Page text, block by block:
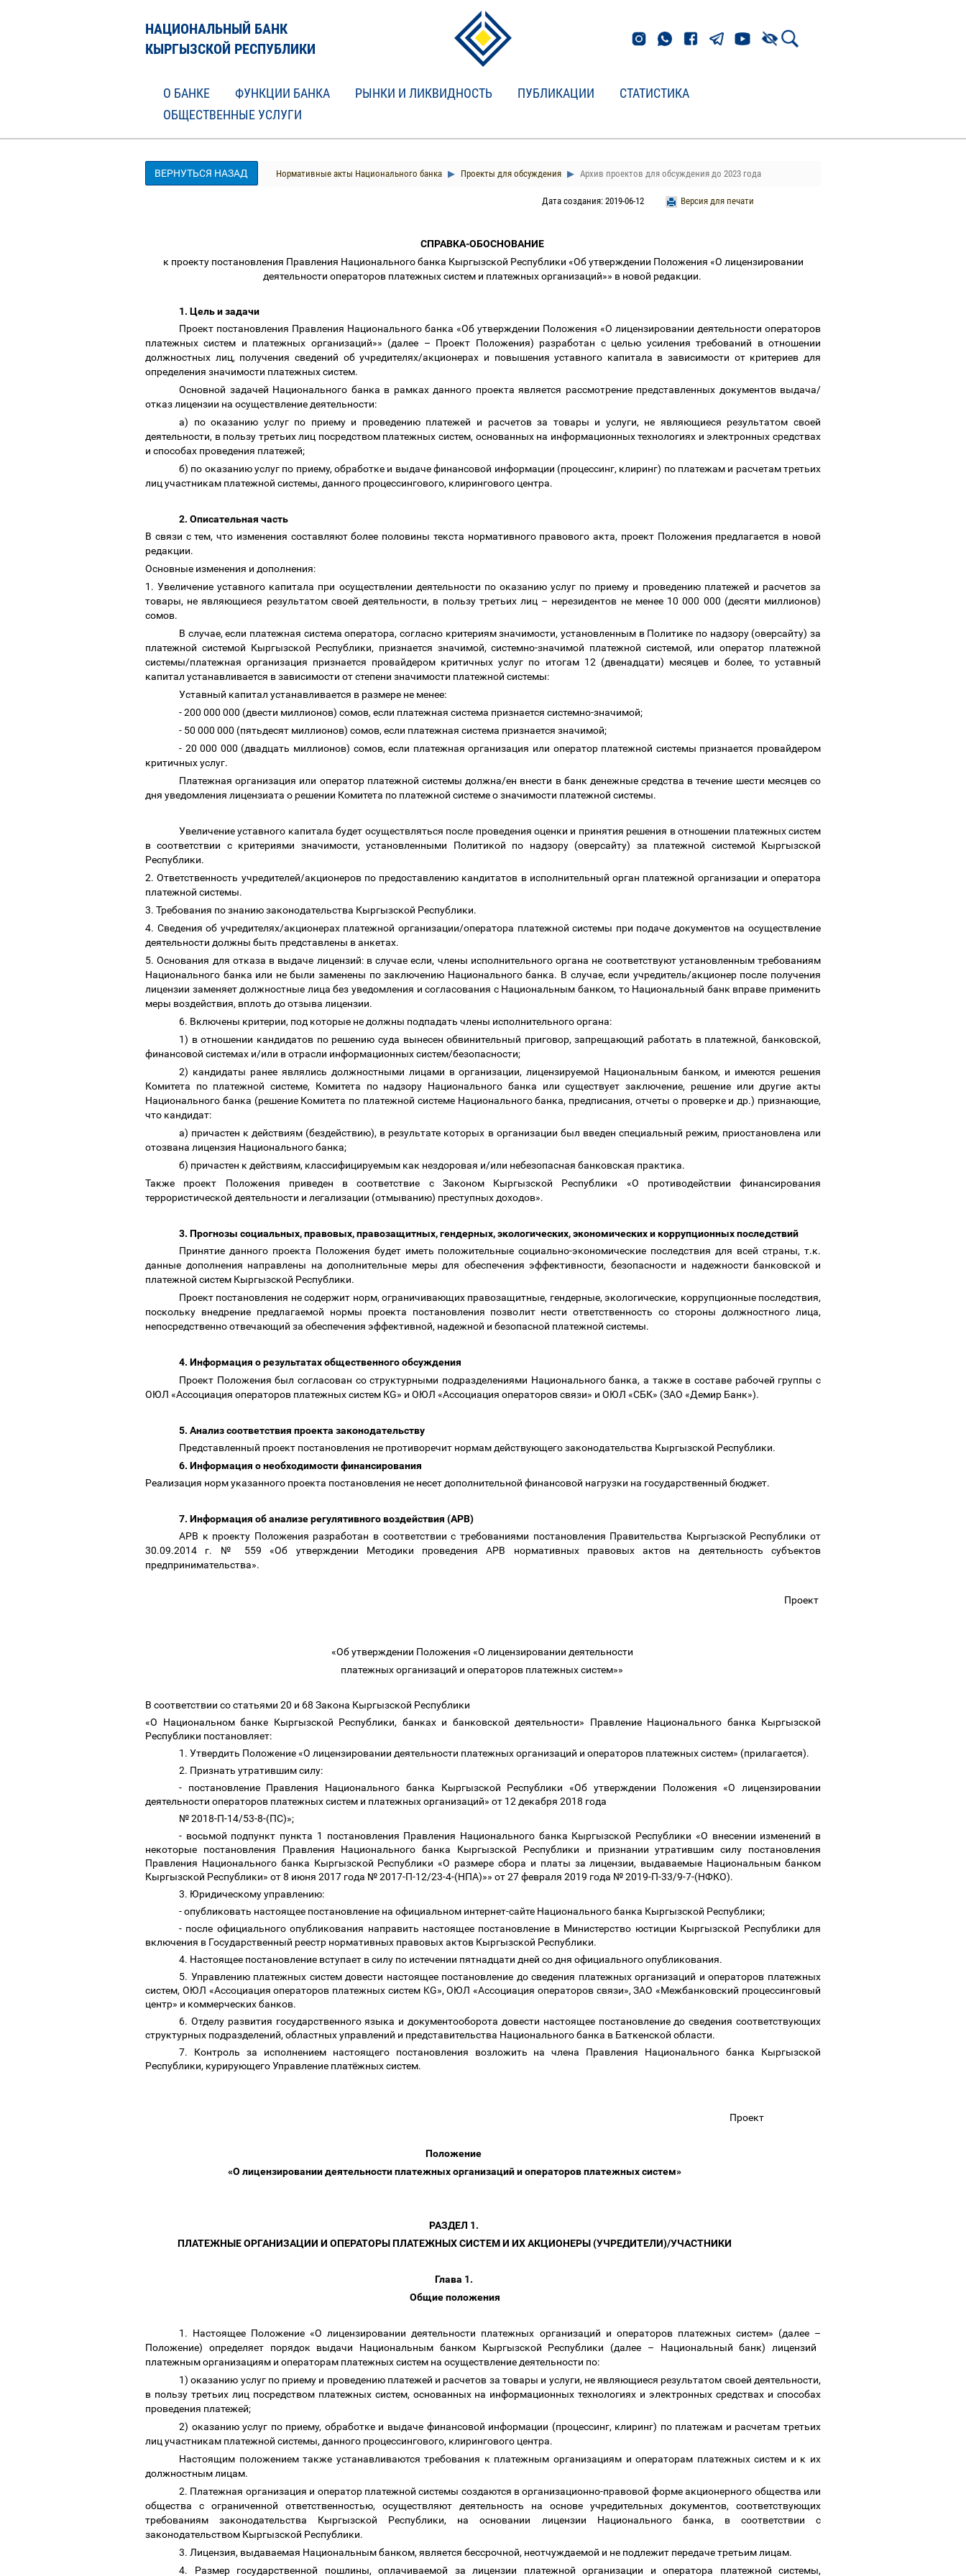
НАЦИОНАЛЬНЫЙ БАНК
КЫРГЫЗСКОЙ РЕСПУБЛИКИ
О БАНКЕ ФУНКЦИИ БАНКА РЫНКИ И ЛИКВИДНОСТЬ ПУБЛИКАЦИИ
СТАТИСТИКА
ОБЩЕСТВЕННЫЕ УСЛУГИ
ВЕРНУТЬСЯ НАЗАД Нормативные акты Национального банка Проекты для обсуждения Архив проектов для обсуждения до 2023 года
Версия для печати
Дата создания: 2019-06-12
СПРАВКА-ОБОСНОВАНИЕ
к проекту постановления Правления Национального банка Кыргызской Республики «Об утверждении Положения «О лицензировании
деятельности операторов платежных систем и платежных организаций»» в новой редакции.
1. Цель и задачи
Проект постановления Правления Национального банка «Об утверждении Положения «О лицензировании деятельности операторов
платежных систем и платежных организаций»» (далее – Проект Положения) разработан с целью усиления требований в отношении
должностных лиц, получения сведений об учредителях/акционерах и повышения уставного капитала в зависимости от критериев для
определения значимости платежных систем.
Основной задачей Национального банка в рамках данного проекта является рассмотрение представленных документов выдача/
отказ лицензии на осуществление деятельности:
а) по оказанию услуг по приему и проведению платежей и расчетов за товары и услуги, не являющиеся результатом своей
деятельности, в пользу третьих лиц посредством платежных систем, основанных на информационных технологиях и электронных средствах
и способах проведения платежей;
б) по оказанию услуг по приему, обработке и выдаче финансовой информации (процессинг, клиринг) по платежам и расчетам третьих
лиц участникам платежной системы, данного процессингового, клирингового центра.
2. Описательная часть
В связи с тем, что изменения составляют более половины текста нормативного правового акта, проект Положения предлагается в новой
редакции.
Основные изменения и дополнения:
1. Увеличение уставного капитала при осуществлении деятельности по оказанию услуг по приему и проведению платежей и расчетов за
товары, не являющиеся результатом своей деятельности, в пользу третьих лиц – нерезидентов не менее 10 000 000 (десяти миллионов)
сомов.
В случае, если платежная система оператора, согласно критериям значимости, установленным в Политике по надзору (оверсайту) за
платежной системой Кыргызской Республики, признается значимой, системно-значимой платежной системой, или оператор платежной
системы/платежная организация признается провайдером критичных услуг по итогам 12 (двенадцати) месяцев и более, то уставный
капитал устанавливается в зависимости от степени значимости платежной системы:
Уставный капитал устанавливается в размере не менее:
- 200 000 000 (двести миллионов) сомов, если платежная система признается системно-значимой;
- 50 000 000 (пятьдесят миллионов) сомов, если платежная система признается значимой;
- 20 000 000 (двадцать миллионов) сомов, если платежная организация или оператор платежной системы признается провайдером
критичных услуг.
Платежная организация или оператор платежной системы должна/ен внести в банк денежные средства в течение шести месяцев со
дня уведомления лицензиата о решении Комитета по платежной системе о значимости платежной системы.
Увеличение уставного капитала будет осуществляться после проведения оценки и принятия решения в отношении платежных систем
в соответствии с критериями значимости, установленными Политикой по надзору (оверсайту) за платежной системой Кыргызской
Республики.
2. Ответственность учредителей/акционеров по предоставлению кандитатов в исполнительный орган платежной организации и оператора
платежной системы.
3. Требования по знанию законодательства Кыргызской Республики.
4. Сведения об учредителях/акционерах платежной организации/оператора платежной системы при подаче документов на осуществление
деятельности должны быть представлены в анкетах.
5. Основания для отказа в выдаче лицензий: в случае если, члены исполнительного органа не соответствуют установленным требованиям
Национального банка или не были заменены по заключению Национального банка. В случае, если учредитель/акционер после получения
лицензии заменяет должностные лица без уведомления и согласования с Национальным банком, то Национальный банк вправе применить
меры воздействия, вплоть до отзыва лицензии.
6. Включены критерии, под которые не должны подпадать члены исполнительного органа:
1) в отношении кандидатов по решению суда вынесен обвинительный приговор, запрещающий работать в платежной, банковской,
финансовой системах и/или в отрасли информационных систем/безопасности;
2) кандидаты ранее являлись должностными лицами в организации, лицензируемой Национальным банком, и имеются решения
Комитета по платежной системе, Комитета по надзору Национального банка или существует заключение, решение или другие акты
Национального банка (решение Комитета по платежной системе Национального банка, предписания, отчеты о проверке и др.) признающие,
что кандидат:
а) причастен к действиям (бездействию), в результате которых в организации был введен специальный режим, приостановлена или
отозвана лицензия Национального банка;
б) причастен к действиям, классифицируемым как нездоровая и/или небезопасная банковская практика.
Также проект Положения приведен в соответствие с Законом Кыргызской Республики «О противодействии финансирования
террористической деятельности и легализации (отмыванию) преступных доходов».
3. Прогнозы социальных, правовых, правозащитных, гендерных, экологических, экономических и коррупционных последствий
Принятие данного проекта Положения будет иметь положительные социально-экономические последствия для всей страны, т.к.
данные дополнения направлены на дополнительные меры для обеспечения эффективности, безопасности и надежности банковской и
платежной систем Кыргызской Республики.
Проект постановления не содержит норм, ограничивающих правозащитные, гендерные, экологические, коррупционные последствия,
поскольку внедрение предлагаемой нормы проекта постановления позволит нести ответственность со стороны должностного лица,
непосредственно отвечающий за обеспечения эффективной, надежной и безопасной платежной системы.
4. Информация о результатах общественного обсуждения
Проект Положения был согласован со структурными подразделениями Национального банка, а также в составе рабочей группы с
ОЮЛ «Ассоциация операторов платежных систем КG» и ОЮЛ «Ассоциация операторов связи» и ОЮЛ «СБК» (ЗАО «Демир Банк»).
5. Анализ соответствия проекта законодательству
Представленный проект постановления не противоречит нормам действующего законодательства Кыргызской Республики.
6. Информация о необходимости финансирования
Реализация норм указанного проекта постановления не несет дополнительной финансовой нагрузки на государственный бюджет.
7. Информация об анализе регулятивного воздействия (АРВ)
АРВ к проекту Положения разработан в соответствии с требованиями постановления Правительства Кыргызской Республики от
30.09.2014 г. № 559 «Об утверждении Методики проведения АРВ нормативных правовых актов на деятельность субъектов
предпринимательства».
Проект
«Об утверждении Положения «О лицензировании деятельности
платежных организаций и операторов платежных систем»»
В соответствии со статьями 20 и 68 Закона Кыргызской Республики
«О Национальном банке Кыргызской Республики, банках и банковской деятельности» Правление Национального банка Кыргызской
Республики постановляет:
1. Утвердить Положение «О лицензировании деятельности платежных организаций и операторов платежных систем» (прилагается).
2. Признать утратившим силу:
- постановление Правления Национального банка Кыргызской Республики «Об утверждении Положения «О лицензировании
деятельности операторов платежных систем и платежных организаций» от 12 декабря 2018 года
№ 2018-П-14/53-8-(ПС)»;
- восьмой подпункт пункта 1 постановления Правления Национального банка Кыргызской Республики «О внесении изменений в
некоторые постановления Правления Национального банка Кыргызской Республики и признании утратившим силу постановления
Правления Национального банка Кыргызской Республики «О размере сбора и платы за лицензии, выдаваемые Национальным банком
Кыргызской Республики» от 8 июня 2017 года № 2017-П-12/23-4-(НПА)»» от 27 февраля 2019 года № 2019-П-33/9-7-(НФКО).
3. Юридическому управлению:
- опубликовать настоящее постановление на официальном интернет-сайте Национального банка Кыргызской Республики;
- после официального опубликования направить настоящее постановление в Министерство юстиции Кыргызской Республики для
включения в Государственный реестр нормативных правовых актов Кыргызской Республики.
4. Настоящее постановление вступает в силу по истечении пятнадцати дней со дня официального опубликования.
5. Управлению платежных систем довести настоящее постановление до сведения платежных организаций и операторов платежных
систем, ОЮЛ «Ассоциация операторов платежных систем KG», ОЮЛ «Ассоциация операторов связи», ЗАО «Межбанковский процессинговый
центр» и коммерческих банков.
6. Отделу развития государственного языка и документооборота довести настоящее постановление до сведения соответствующих
структурных подразделений, областных управлений и представительства Национального банка в Баткенской области.
7. Контроль за исполнением настоящего постановления возложить на члена Правления Национального банка Кыргызской
Республики, курирующего Управление платёжных систем.
Проект
Положение
«О лицензировании деятельности платежных организаций и операторов платежных систем»
РАЗДЕЛ 1.
ПЛАТЕЖНЫЕ ОРГАНИЗАЦИИ И ОПЕРАТОРЫ ПЛАТЕЖНЫХ СИСТЕМ И ИХ АКЦИОНЕРЫ (УЧРЕДИТЕЛИ)/УЧАСТНИКИ
Глава 1.
Общие положения
1. Настоящее Положение «О лицензировании деятельности платежных организаций и операторов платежных систем» (далее –
Положение) определяет порядок выдачи Национальным банком Кыргызской Республики (далее – Национальный банк) лицензий
платежным организациям и операторам платежных систем на осуществление деятельности по:
1) оказанию услуг по приему и проведению платежей и расчетов за товары и услуги, не являющиеся результатом своей деятельности,
в пользу третьих лиц посредством платежных систем, основанных на информационных технологиях и электронных средствах и способах
проведения платежей;
2) оказанию услуг по приему, обработке и выдаче финансовой информации (процессинг, клиринг) по платежам и расчетам третьих
лиц участникам платежной системы, данного процессингового, клирингового центра.
Настоящим положением также устанавливаются требования к платежным организациям и операторам платежных систем и к их
должностным лицам.
2. Платежная организация и оператор платежной системы создаются в организационно-правовой форме акционерного общества или
общества с ограниченной ответственностью, осуществляют деятельность на основе учредительных документов, соответствующих
требованиям законодательства Кыргызской Республики, на основании лицензии Национального банка, в соответствии с
законодательством Кыргызской Республики.
3. Лицензия, выдаваемая Национальным банком, является бессрочной, неотчуждаемой и не подлежит передаче третьим лицам.
4. Размер государственной пошлины, оплачиваемой за лицензии платежной организации и оператора платежной системы,